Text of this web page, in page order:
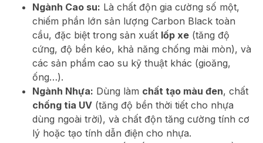
Ngành Cao su: Là chất độn gia cường số một,
chiếm phần lớn sản lượng Carbon Black toàn
cầu, đặc biệt trong sản xuất lốp xe (tăng độ
cứng, độ bền kéo, khả năng chống mài mòn), và
các sản phẩm cao su kỹ thuật khác (gioăng,
ống…).
Ngành Nhựa: Dùng làm chất tạo màu đen, chất
chống tia UV (tăng độ bền thời tiết cho nhựa
dùng ngoài trời), và chất độn tăng cường tính cơ
lý hoặc tạo tính dẫn điện cho nhựa.